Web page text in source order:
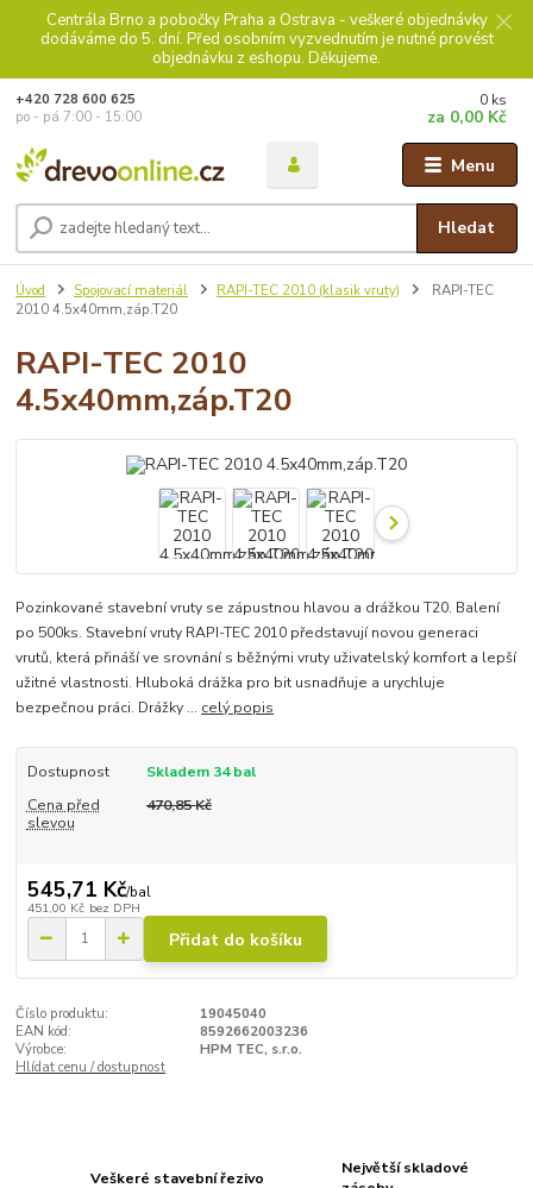
Centrála Brno a pobočky Praha a Ostrava - veškeré objednávky
dodáváme do 5. dní. Před osobním vyzvednutím je nutné provést
objednávku z eshopu. Děkujeme.
Menu
Hledat
+420 728 600 625
po - pá 7:00 - 15:00
0 ks
za 0,00 Kč
Úvod Spojovací materiál RAPI-TEC 2010 (klasik vruty)
RAPI-TEC
2010 4.5x40mm,záp.T20
RAPI-TEC 2010
4.5x40mm,záp.T20
Pozinkované stavební vruty se zápustnou hlavou a drážkou T20. Balení
po 500ks. Stavební vruty RAPI-TEC 2010 představují novou generaci
vrutů, která přináší ve srovnání s běžnými vruty uživatelský komfort a lepší
užitné vlastnosti. Hluboká drážka pro bit usnadňuje a urychluje
bezpečnou práci. Drážky ... celý popis
Dostupnost
Skladem 34 bal
Cena před
slevou
470,85 Kč
545,71 Kč/bal
451,00 Kč bez DPH
Přidat do košíku
Číslo produktu:
19045040
EAN kód:
8592662003236
Výrobce:
HPM TEC, s.r.o.
Hlídat cenu / dostupnost
Veškeré stavební řezivo
Největší skladové